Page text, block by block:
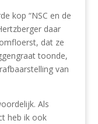
kop “NSC en de
daar
dat ze
toonde,
van
Als
heb ik ook